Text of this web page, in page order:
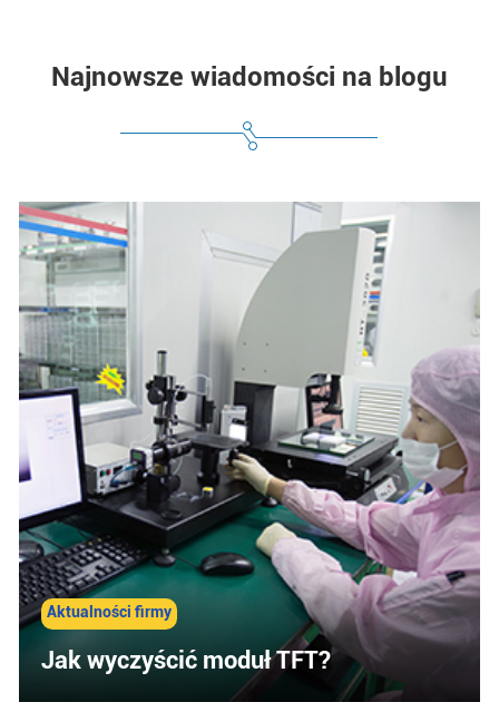
Najnowsze wiadomości na blogu
Aktualności firmy
Jak wyczyścić moduł TFT?